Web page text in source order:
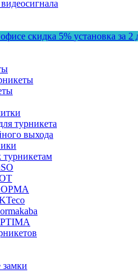
скидка 5% установка за 2
турникета
выхода
турникетам